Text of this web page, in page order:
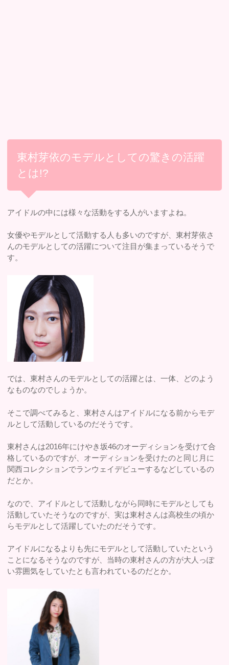
東村芽依のモデルとしての驚きの活躍
とは!?
アイドルの中には様々な活動をする人がいますよね。
女優やモデルとして活動する人も多いのですが、東村芽依さ
んのモデルとしての活躍について注目が集まっているそうで
す。
では、東村さんのモデルとしての活躍とは、一体、どのよう
なものなのでしょうか。
そこで調べてみると、東村さんはアイドルになる前からモデ
ルとして活動しているのだそうです。
東村さんは2016年にけやき坂46のオーディションを受けて合
格しているのですが、オーディションを受けたのと同じ月に
関西コレクションでランウェイデビューするなどしているの
だとか。
なので、アイドルとして活動しながら同時にモデルとしても
活動していたそうなのですが、実は東村さんは高校生の頃か
らモデルとして活躍していたのだそうです。
アイドルになるよりも先にモデルとして活動していたという
ことになるそうなのですが、当時の東村さんの方が大人っぽ
い雰囲気をしていたとも言われているのだとか。